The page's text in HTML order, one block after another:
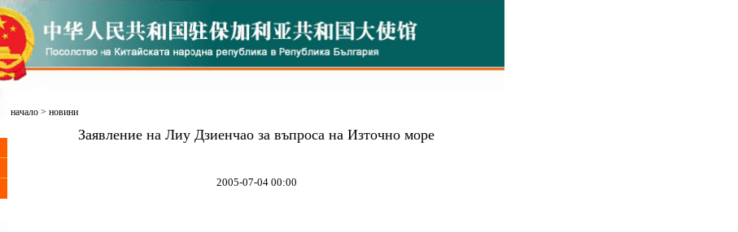
начало> новини
Заявление на Лиу Дзиенчао за въпроса на Източно море
2005-07-04 00:00